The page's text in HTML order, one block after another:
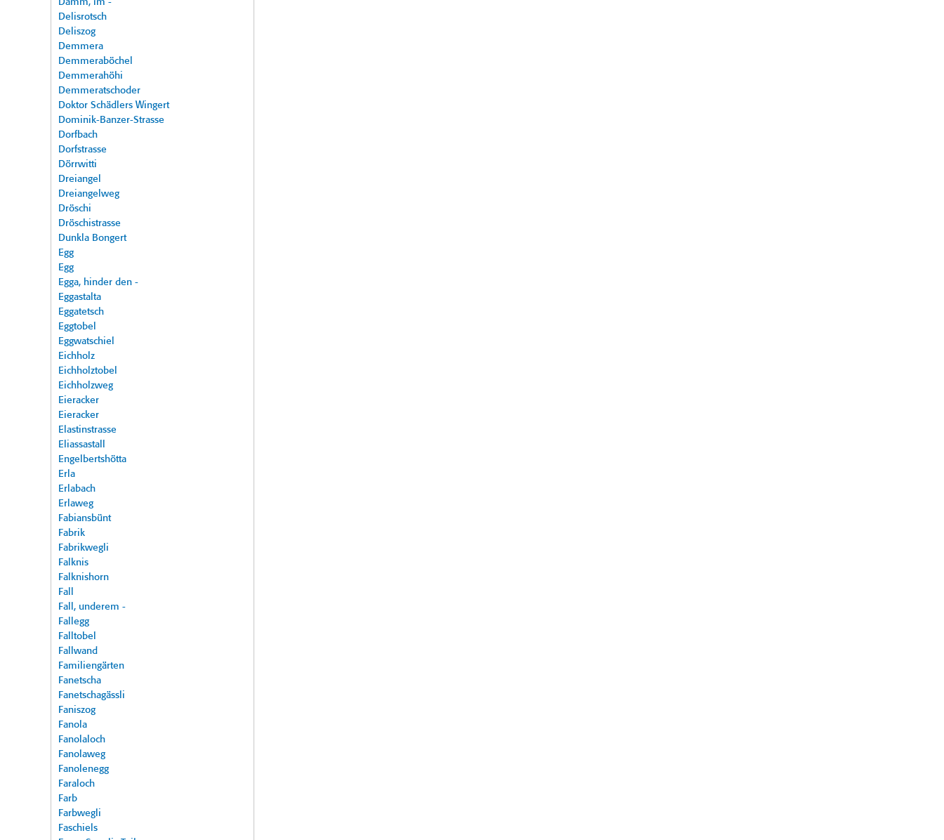
Damm, im -
Delisrotsch
Deliszog
Demmera
Demmeraböchel
Demmerahöhi
Demmeratschoder
Doktor Schädlers Wingert
Dominik-Banzer-Strasse
Dorfbach
Dorfstrasse
Dörrwitti
Dreiangel
Dreiangelweg
Dröschi
Dröschistrasse
Dunkla Bongert
Egg
Egg
Egga, hinder den -
Eggastalta
Eggatetsch
Eggtobel
Eggwatschiel
Eichholz
Eichholztobel
Eichholzweg
Eieracker
Eieracker
Elastinstrasse
Eliassastall
Engelbertshötta
Erla
Erlabach
Erlaweg
Fabiansbünt
Fabrik
Fabrikwegli
Falknis
Falknishorn
Fall
Fall, underem -
Fallegg
Falltobel
Fallwand
Familiengärten
Fanetscha
Fanetschagässli
Faniszog
Fanola
Fanolaloch
Fanolaweg
Fanolenegg
Faraloch
Farb
Farbwegli
Faschiels